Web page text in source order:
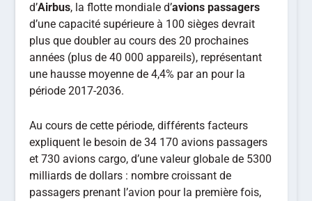
d’Airbus, la flotte mondiale d’avions passagers
d’une capacité supérieure à 100 sièges devrait
plus que doubler au cours des 20 prochaines
années (plus de 40 000 appareils), représentant
une hausse moyenne de 4,4% par an pour la
période 2017-2036.
Au cours de cette période, différents facteurs
expliquent le besoin de 34 170 avions passagers
et 730 avions cargo, d’une valeur globale de 5300
milliards de dollars : nombre croissant de
passagers prenant l’avion pour la première fois,